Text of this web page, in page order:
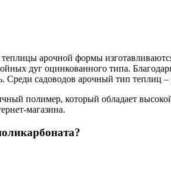
арочной формы
дуг оцинкованного типа.
Среди садоводов арочный тип теплиц
полимер, который обладает
магазина.